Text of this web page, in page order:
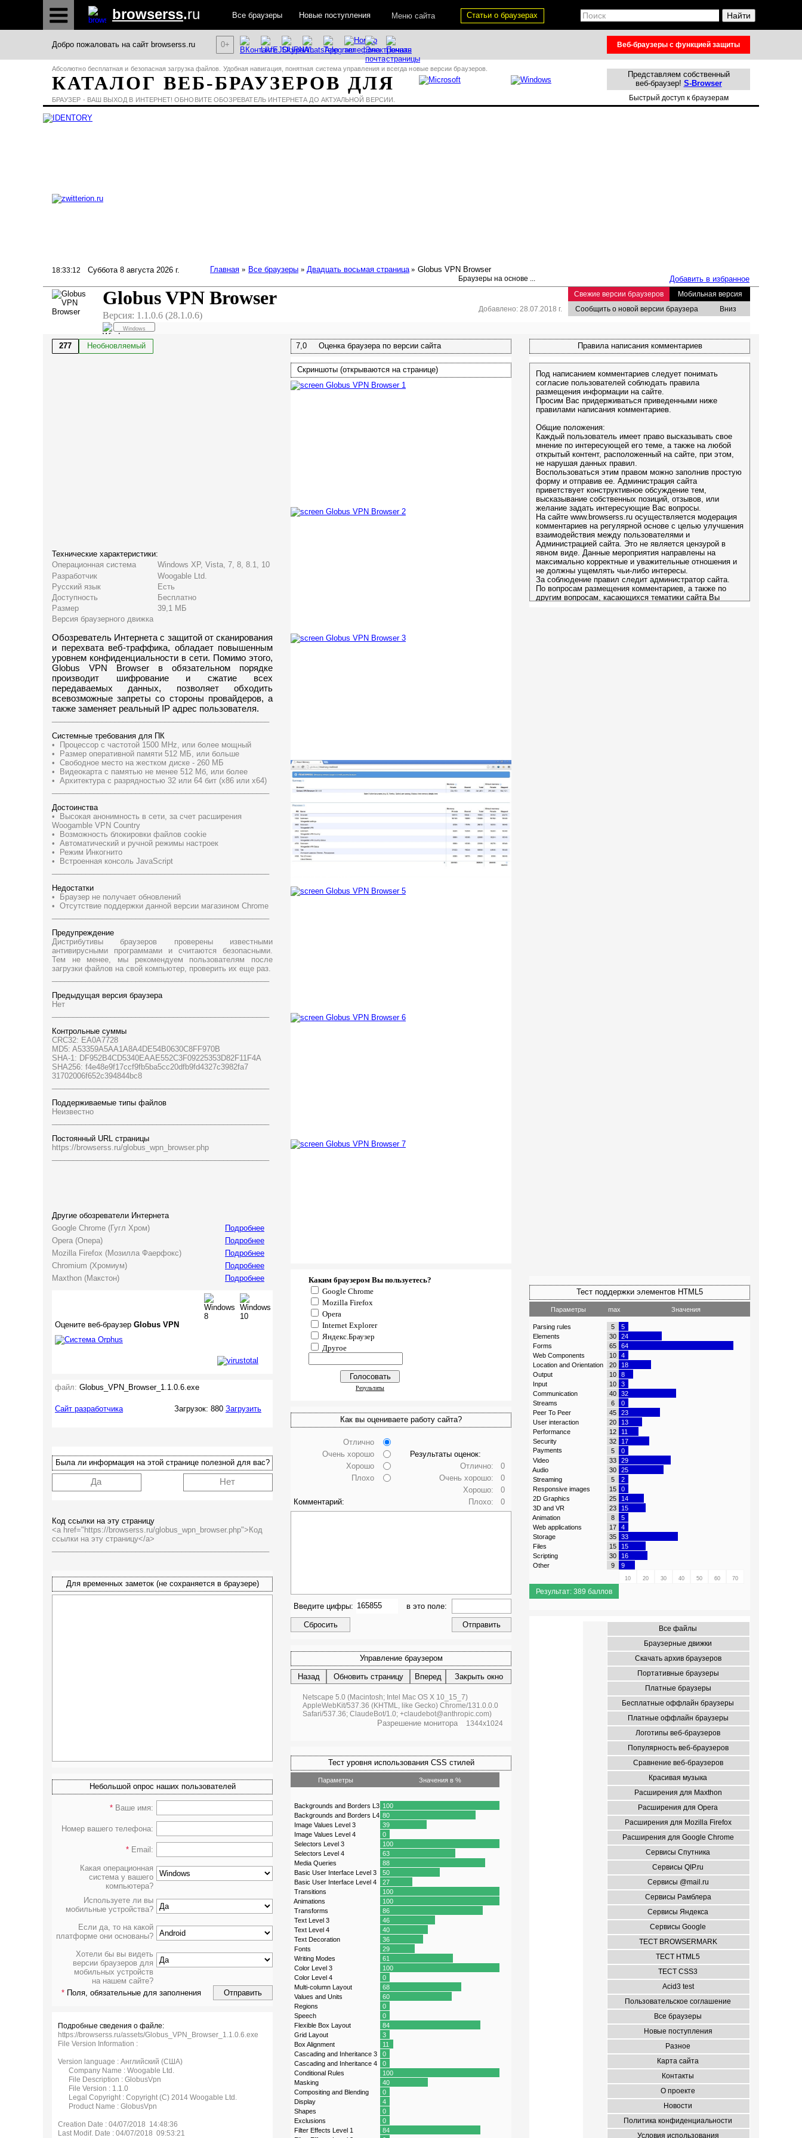
Globus VPN Browser
Вниз
Сообщить о новой версии браузера
Windows
Свежие версии браузеров
Мобильная версия
Добавлено: 28.07.2018 г.
Версия: 1.1.0.6 (28.1.0.6)
18:33:12 Суббота 8 августа 2026 г. Главная » Все браузеры » Двадцать восьмая страница» Globus VPN Browser
Добавить в избранное
277 Необновляемый
Код ссылки на эту страницу
<a href="https://browserss.ru/globus_wpn_browser.php">Код
ссылки на эту страницу</a>
Другие обозреватели Интернета
Google Chrome (Гугл Хром)
Подробнее
Opera (Опера)
Подробнее
Mozilla Firefox (Мозилла Фаерфокс)
Подробнее
Chromium (Хромиум)
Подробнее
Maxthon (Макстон)
Подробнее
Оцените веб-браузер Globus VPN
файл: Globus_VPN_Browser_1.1.0.6.exe
Загрузок: 880 Загрузить
Сайт разработчика
Нет
Да
Была ли информация на этой странице полезной для вас?
1344x1024
Netscape 5.0 (Macintosh; Intel Mac OS X 10_15_7)
AppleWebKit/537.36 (KHTML, like Gecko) Chrome/131.0.0.0
Safari/537.36; ClaudeBot/1.0; +claudebot@anthropic.com)
Разрешение монитора
Назад Вперед
Обновить страницу Закрыть окно
Управление браузером
Технические характеристики:
Операционная система
Windows XP, Vista, 7, 8, 8.1, 10
Разработчик
Woogable Ltd.
Русский язык
Есть
Доступность
Бесплатно
Размер
39,1 МБ
Версия браузерного движка
Скриншоты (открываются на странице)
7,0 Оценка браузера по версии сайта
Каким браузером Вы пользуетесь?
Google Chrome
Mozilla Firefox
Opera
Internet Explorer
Яндекс.Браузер
Другое
Результаты
Обозреватель Интернета с защитой от сканирования
и перехвата веб-траффика, обладает повышенным
уровнем конфиденциальности в сети. Помимо этого,
Globus VPN Browser в обязательном порядке
производит шифрование и сжатие всех
передаваемых данных, позволяет обходить
всевозможные запреты со стороны провайдеров, а
также заменяет реальный IP адрес пользователя.
Системные требования для ПК
• Процессор с частотой 1500 MHz, или более мощный
• Размер оперативной памяти 512 МБ, или больше
• Свободное место на жестком диске - 260 МБ
• Видеокарта с памятью не менее 512 Мб, или более
• Архитектура с разрядностью 32 или 64 бит (x86 или x64)
Достоинства
• Высокая анонимность в сети, за счет расширения
Woogamble VPN Country
• Возможность блокировки файлов cookie
• Автоматический и ручной режимы настроек
• Режим Инкогнито
• Встроенная консоль JavaScript
Недостатки
• Браузер не получает обновлений
• Отсутствие поддержки данной версии магазином Chrome
Предупреждение
Дистрибутивы браузеров проверены известными
антивирусными программами и считаются безопасными.
Тем не менее, мы рекомендуем пользователям после
загрузки файлов на свой компьютер, проверить их еще раз.
Предыдущая версия браузера
Нет
Контрольные суммы
CRC32: EA0A7728
MD5: A53359A5AA1A8A4DE54B0630C8FF970B
SHA-1: DF952B4CD5340EAAE552C3F09225353D82F11F4A
SHA256: f4e48e9f17ccf9fb5ba5cc20dfb9fd4327c3982fa7
31702006f652c394844bc8
Поддерживаемые типы файлов
Неизвестно
Постоянный URL страницы
https://browserss.ru/globus_wpn_browser.php
Правила написания комментариев
Как вы оцениваете работу сайта?
Комментарий:
Плохо
Хорошо
Очень хорошо
Отлично
0
0
0
0
Результаты оценок:
Отлично:
Очень хорошо:
Хорошо:
Плохо:
Введите цифры: в это поле:
Небольшой опрос наших пользователей
* Ваше имя:
Номер вашего телефона:
* Email:
Какая операционная
система у вашего
компьютера?
Используете ли вы
мобильные устройства?
Если да, то на какой
платформе они основаны?
Хотели бы вы видеть
версии браузеров для
мобильных устройств
на нашем сайте?
* Поля, обязательные для заполнения
Для временных заметок (не сохраняется в браузере)
Подробные сведения о файле:
https://browserss.ru/assets/Globus_VPN_Browser_1.1.0.6.exe
File Version Information :
Version language : Английский (США)
Company Name : Woogable Ltd.
File Description : GlobusVpn
File Version : 1.1.0
Legal Copyright : Copyright (C) 2014 Woogable Ltd.
Product Name : GlobusVpn
Creation Date : 04/07/2018 14:48:36
Last Modif. Date : 04/07/2018 09:53:21
Условия использования
Политика конфиденциальности
Новости
О проекте
Контакты
Карта сайта
Разное
Новые поступления
Все браузеры
Пользовательское соглашение
Расширения для Google Chrome
Расширения для Mozilla Firefox
Расширения для Opera
Расширения для Maxthon
Красивая музыка
Сравнение веб-браузеров
Популярность веб-браузеров
Логотипы веб-браузеров
Платные оффлайн браузеры
Бесплатные оффлайн браузеры
Платные браузеры
Портативные браузеры
Скачать архив браузеров
Браузерные движки
Acid3 test
ТЕСТ CSS3
ТЕСТ HTML5
ТЕСТ BROWSERMARK
Сервисы Google
Сервисы Яндекса
Сервисы Рамблера
Сервисы @mail.ru
Сервисы QIP.ru
Сервисы Спутника
Все файлы
23
13
11
17
0
29
25
0
14
15
5
4
33
15
0
4
32
3
8
18
64
24
5
9
Результат: 389 баллов
Параметры
Parsing rules
Elements
Forms
Location and Orientation
Output
Input
Communication
Peer To Peer
User interaction
Performance
Security
Payments
Video
Audio
Other
Web Components
Streams
Files
Storage
Web applications
Responsive images
2D Graphics
3D and VR
Animation
max Значения
10 20 30 40 50 60 70
5
30
65
20
10
10
40
45
20
12
32
5
33
30
15
25
23
8
17
35
15
6
10
9
Scripting 30 16
Streaming 5 2
Тест поддержки элементов HTML5
27
100
100
86
46
40
36
29
61
100
0
68
60
0
0
84
3
50
88
63
100
0
39
80
100
Параметры
11
0
0
100
40
0
0
84
Backgrounds and Borders L3
Image Values Level 4
Selectors Level 3
Selectors Level 4
Media Queries
Transitions
Animations
Transforms
Text Level 3
Text Level 4
Text Decoration
Fonts
Writing Modes
Color Level 3
Color Level 4
Multi-column Layout
Values and Units
Regions
Speech
Flexible Box Layout
Grid Layout
Box Alignment
Cascading and Inheritance 3
Cascading and Inheritance 4
Conditional Rules
Masking
Compositing and Blending
Shapes
Exclusions
Filter Effects Level 1
Значения в %
Backgrounds and Borders L4
Image Values Level 3
0
Basic User Interface Level 3
Basic User Interface Level 4
Тест уровня использования CSS стилей
Display 4
Браузеры на основе ...
КАТАЛОГ ВЕБ-БРАУЗЕРОВ ДЛЯ
Абсолютно бесплатная и безопасная загрузка файлов. Удобная навигация, понятная система управления и всегда новые версии браузеров.
БРАУЗЕР - ВАШ ВЫХОД В ИНТЕРНЕТ! ОБНОВИТЕ ОБОЗРЕВАТЕЛЬ ИНТЕРНЕТА ДО АКТУАЛЬНОЙ ВЕРСИИ.
Представляем собственный
веб-браузер! S-Browser
Быстрый доступ к браузерам
0+ Веб-браузеры с функцией защиты
Добро пожаловать на сайт browserss.ru
Статьи о браузерах
browserss.ru Все браузеры Новые поступления Меню сайта